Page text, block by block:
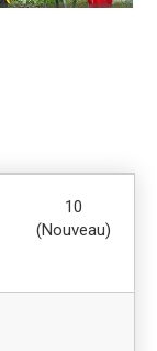
10
(Nouveau)